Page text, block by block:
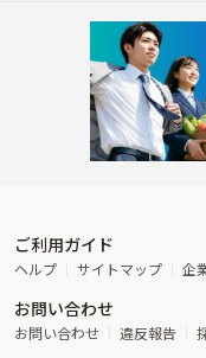
レースで活躍する馬の手入れ
ビニールハウスで観賞用植
農業用の機械・機材の開発・
製造･加工･販売
その他農業関連企業
ネス
木材の植林・伐採・加工、ま
研究･開発
その他職種
内定まで最短1週間
経験者優遇
寮･社宅相談可
転職おまかせ求人
ご利用ガイド
ヘルプ サイトマップ 企
お問い合わせ
お問い合わせ 違反報告